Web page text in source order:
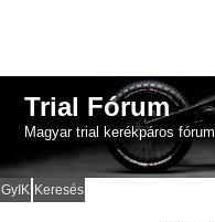
Trial Fórum
Magyar trial kerékpáros fórum
GyIK Keresés